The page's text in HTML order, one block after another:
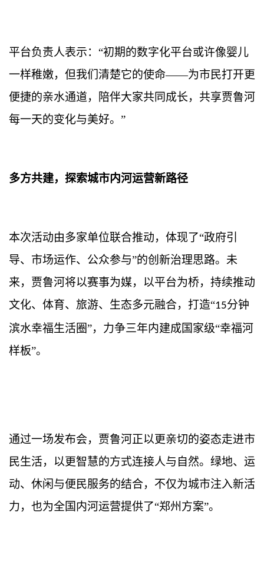
平台负责人表示： “初期的数字化平台或许像婴儿
一样稚嫩，但我们清楚它的使命——为市民打开更
便捷的亲水通道，陪伴大家共同成长，共享贾鲁河
每一天的变化与美好。”
多方共建，探索城市内河运营新路径
本次活动由多家单位联合推动，体现了“政府引
导、市场运作、公众参与”的创新治理思路。未
来，贾鲁河将以赛事为媒，以平台为桥，持续推动
文化、体育、旅游、生态多元融合，打造“15分钟
滨水幸福生活圈”，力争三年内建成国家级“幸福河
样板”。
通过一场发布会，贾鲁河正以更亲切的姿态走进市
民生活，以更智慧的方式连接人与自然。绿地、运
动、休闲与便民服务的结合，不仅为城市注入新活
力，也为全国内河运营提供了“郑州方案”。